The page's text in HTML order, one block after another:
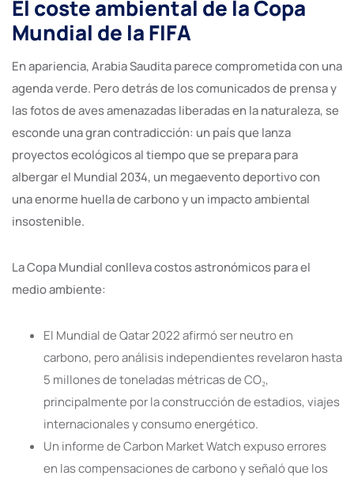
El coste ambiental de la Copa
Mundial de la FIFA
En apariencia, Arabia Saudita parece comprometida con una
agenda verde. Pero detrás de los comunicados de prensa y
las fotos de aves amenazadas liberadas en la naturaleza, se
esconde una gran contradicción: un país que lanza
proyectos ecológicos al tiempo que se prepara para
albergar el Mundial 2034, un megaevento deportivo con
una enorme huella de carbono y un impacto ambiental
insostenible.
La Copa Mundial conlleva costos astronómicos para el
medio ambiente:
El Mundial de Qatar 2022 afirmó ser neutro en
carbono, pero análisis independientes revelaron hasta
5 millones de toneladas métricas de CO₂,
principalmente por la construcción de estadios, viajes
internacionales y consumo energético.
Un informe de Carbon Market Watch expuso errores
en las compensaciones de carbono y señaló que los